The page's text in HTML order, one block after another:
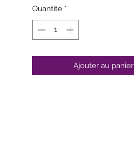
Quantité *
Ajouter au panier